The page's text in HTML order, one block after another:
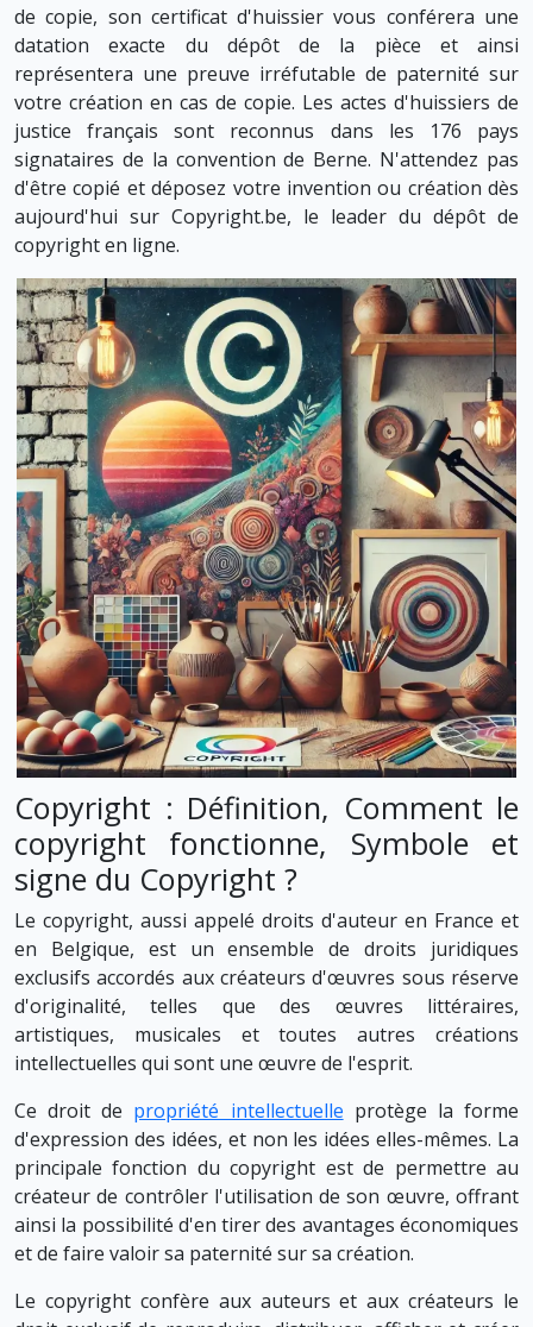
de copie, son certificat d'huissier vous conférera une
datation exacte du dépôt de la pièce et ainsi
représentera une preuve irréfutable de paternité sur
votre création en cas de copie. Les actes d'huissiers de
justice français sont reconnus dans les 176 pays
signataires de la convention de Berne. N'attendez pas
d'être copié et déposez votre invention ou création dès
aujourd'hui sur Copyright.be, le leader du dépôt de
copyright en ligne.
Copyright : Définition, Comment le
copyright fonctionne, Symbole et
signe du Copyright ?
Le copyright, aussi appelé droits d'auteur en France et
en Belgique, est un ensemble de droits juridiques
exclusifs accordés aux créateurs d'œuvres sous réserve
d'originalité, telles que des œuvres littéraires,
artistiques, musicales et toutes autres créations
intellectuelles qui sont une œuvre de l'esprit.
Ce droit de propriété intellectuelle protège la forme
d'expression des idées, et non les idées elles-mêmes. La
principale fonction du copyright est de permettre au
créateur de contrôler l'utilisation de son œuvre, offrant
ainsi la possibilité d'en tirer des avantages économiques
et de faire valoir sa paternité sur sa création.
Le copyright confère aux auteurs et aux créateurs le